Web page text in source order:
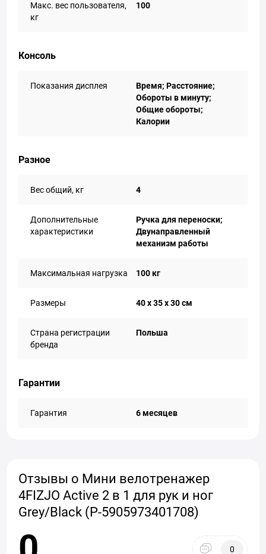
Макс. вес пользователя,
кг
100
Консоль
Показания дисплея
Время; Расстояние;
Обороты в минуту;
Общие обороты;
Калории
Разное
Вес общий, кг 4
Дополнительные
характеристики
Ручка для переноски;
Двунаправленный
механизм работы
Максимальная нагрузка 100 кг
Размеры 40 x 35 x 30 см
Страна регистрации
бренда
Польша
Гарантии
Гарантия 6 месяцев
Отзывы о Мини велотренажер
4FIZJO Active 2 в 1 для рук и ног
Grey/Black (P-5905973401708)
0